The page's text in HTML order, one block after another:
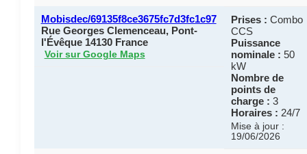
Mobisdec/69135f8ce3675fc7d3fc1c97
Rue Georges Clemenceau, Pont-
l'Évêque 14130 France
Voir sur Google Maps
Prises : Combo
CCS
Puissance
nominale : 50
kW
Nombre de
points de
charge : 3
Horaires : 24/7
Mise à jour :
19/06/2026